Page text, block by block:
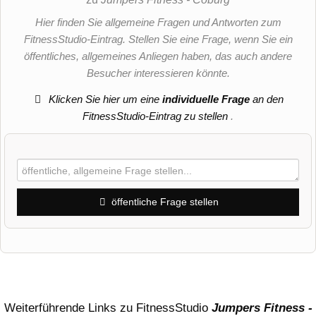
Hier finden Sie allgemeine Fragen und Antworten zum
FitnessStudio-Eintrag. Stellen Sie eine Frage, wenn Sie ein
öffentliches, allgemeines Anliegen haben, das auch andere
Besucher interessieren könnte.
Klicken Sie hier um eineindividuelle Frage an den
FitnessStudio-Eintrag zu stellen .
öffentliche Frage stellen
Weiterführende Links zu FitnessStudio Jumpers Fitness -